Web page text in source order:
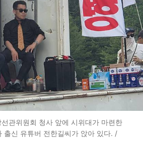
관위원회 청사 앞에 시위대가 마련한
출신 유튜버 전한길씨가 앉아 있다. /